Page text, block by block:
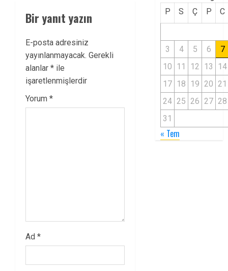
Bir yanıt yazın
E-posta adresiniz
yayınlanmayacak. Gerekli
alanlar * ile
işaretlenmişlerdir
Yorum *
Ad *
P S Ç P C
3 4 5 6
7
10 11 12 13
14
17 18 19 20 21
24 25 26 27 28
31
« Tem